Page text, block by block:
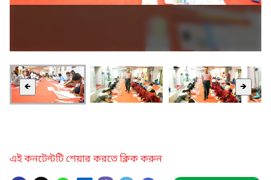
🡸 🡺
এই কনটেন্টটি শেয়ার করতে ক্লিক করুন